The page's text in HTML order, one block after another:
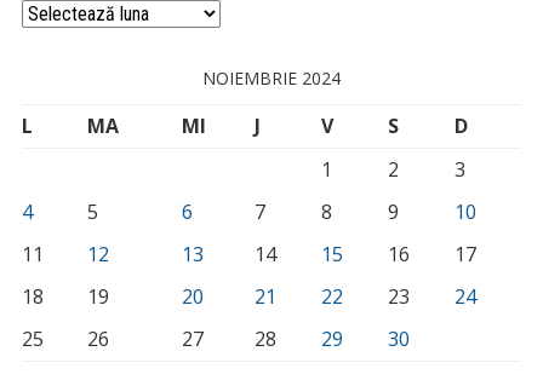
Arhivă
NOIEMBRIE 2024
L MA MI J V S
D
1
2
3
4
5 6 7 8 9
10
11
12 13 14 15 16
17
18
19 20 21 22 23
24
25
26 27 28 29 30